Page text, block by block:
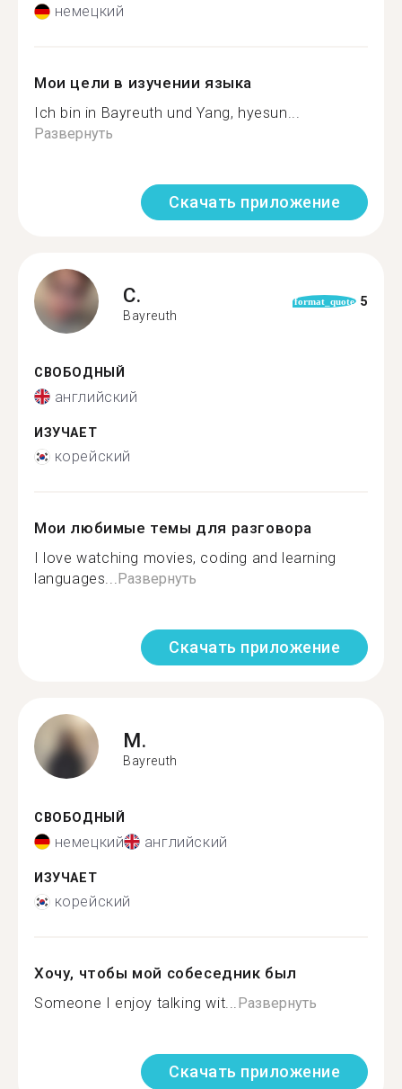
немецкий
Мои цели в изучении языка
Ich bin in Bayreuth und Yang, hyesun...
Развернуть
Скачать приложение
C.
Bayreuth
format_quote 5
СВОБОДНЫЙ
английский
ИЗУЧАЕТ
корейский
Мои любимые темы для разговора
I love watching movies, coding and learning
languages...Развернуть
Скачать приложение
M.
Bayreuth
СВОБОДНЫЙ
немецкий английский
ИЗУЧАЕТ
корейский
Хочу, чтобы мой собеседник был
Someone I enjoy talking wit...Развернуть
Скачать приложение